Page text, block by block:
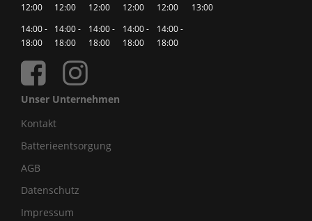
12:00
12:00
12:00
12:00
12:00
13:00
14:00 -
18:00
14:00 -
18:00
14:00 -
18:00
14:00 -
18:00
14:00 -
18:00
Unser Unternehmen
Kontakt
Batterieentsorgung
AGB
Datenschutz
Impressum